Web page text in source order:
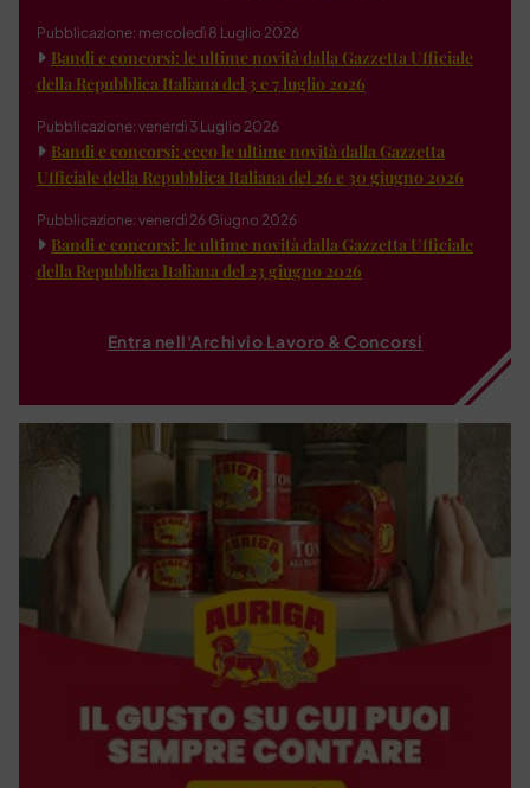
Pubblicazione: mercoledì 8 Luglio 2026
Bandi e concorsi: le ultime novità dalla Gazzetta Ufficiale
della Repubblica Italiana del 3 e 7 luglio 2026
Pubblicazione: venerdì 3 Luglio 2026
Bandi e concorsi: ecco le ultime novità dalla Gazzetta
Ufficiale della Repubblica Italiana del 26 e 30 giugno 2026
Pubblicazione: venerdì 26 Giugno 2026
Bandi e concorsi: le ultime novità dalla Gazzetta Ufficiale
della Repubblica Italiana del 23 giugno 2026
Entra nell'Archivio Lavoro & Concorsi